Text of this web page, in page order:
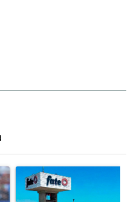
título "Milei despidió a Jorge
Un artículo de tendencia